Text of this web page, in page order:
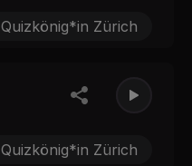
Quizkönig*in Zürich
Quizkönig*in Zürich